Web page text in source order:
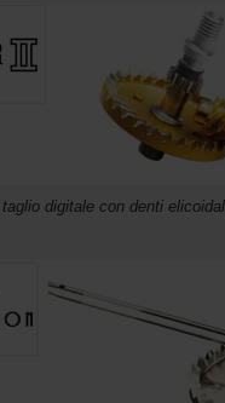
taglio digitale con denti